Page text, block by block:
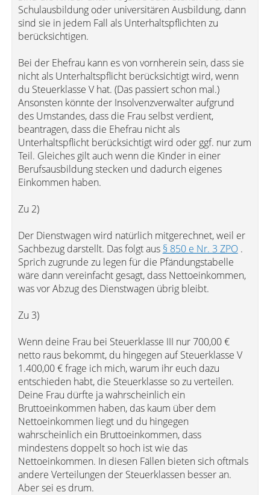
Schulausbildung oder universitären Ausbildung, dann
sind sie in jedem Fall als Unterhaltspflichten zu
berücksichtigen.
Bei der Ehefrau kann es von vornherein sein, dass sie
nicht als Unterhaltspflicht berücksichtigt wird, wenn
du Steuerklasse V hat. (Das passiert schon mal.)
Ansonsten könnte der Insolvenzverwalter aufgrund
des Umstandes, dass die Frau selbst verdient,
beantragen, dass die Ehefrau nicht als
Unterhaltspflicht berücksichtigt wird oder ggf. nur zum
Teil. Gleiches gilt auch wenn die Kinder in einer
Berufsausbildung stecken und dadurch eigenes
Einkommen haben.
Zu 2)
Der Dienstwagen wird natürlich mitgerechnet, weil er
Sachbezug darstellt. Das folgt aus § 850 e Nr. 3 ZPO.
Sprich zugrunde zu legen für die Pfändungstabelle
wäre dann vereinfacht gesagt, dass Nettoeinkommen,
was vor Abzug des Dienstwagen übrig bleibt.
Zu 3)
Wenn deine Frau bei Steuerklasse III nur 700,00 €
netto raus bekommt, du hingegen auf Steuerklasse V
1.400,00 € frage ich mich, warum ihr euch dazu
entschieden habt, die Steuerklasse so zu verteilen.
Deine Frau dürfte ja wahrscheinlich ein
Bruttoeinkommen haben, das kaum über dem
Nettoeinkommen liegt und du hingegen
wahrscheinlich ein Bruttoeinkommen, dass
mindestens doppelt so hoch ist wie das
Nettoeinkommen. In diesen Fällen bieten sich oftmals
andere Verteilungen der Steuerklassen besser an.
Aber sei es drum.